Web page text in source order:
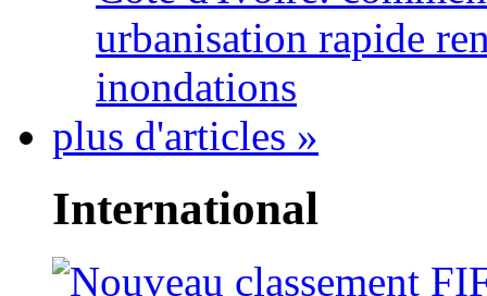
urbanisation rapide
inondations
plus d'articles »
International